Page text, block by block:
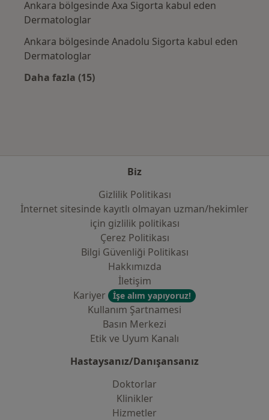
Ankara bölgesinde Axa Sigorta kabul eden
Dermatologlar
Ankara bölgesinde Anadolu Sigorta kabul eden
Dermatologlar
Daha fazla (15)
Biz
Gizlilik Politikası
İnternet sitesinde kayıtlı olmayan uzman/hekimler
i̇çin gizlilik politikası
Çerez Politikası
Bilgi Güvenliği Politikası
Hakkımızda
İletişim
Kariyer
İşe alım yapıyoruz!
Kullanım Şartnamesi
Basın Merkezi
Etik ve Uyum Kanalı
Hastaysanız/Danışansanız
Doktorlar
Klinikler
Hizmetler